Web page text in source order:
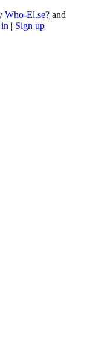
Who-El.se? and
| Sign up